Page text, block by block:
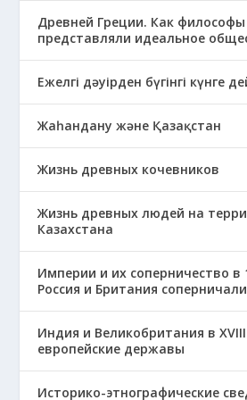
Древней Греции. Как
представляли идеальное
Ежелгі дәуірден бүгінгі күнге
Жаһандану және Қазақстан
Жизнь древных кочевников
Жизнь древных людей на
Казахстана
Империи и их соперничество в
Россия и Британия
Индия и Великобритания в
европейские державы
Историко-этнографические